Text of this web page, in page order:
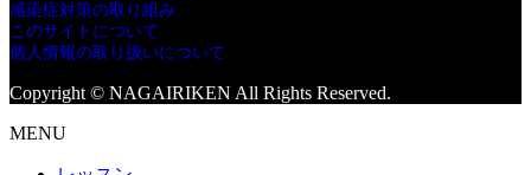
感染症対策の取り組み
このサイトについて
個人情報の取り扱いについて
Copyright © NAGAIRIKEN All Rights Reserved.
MENU